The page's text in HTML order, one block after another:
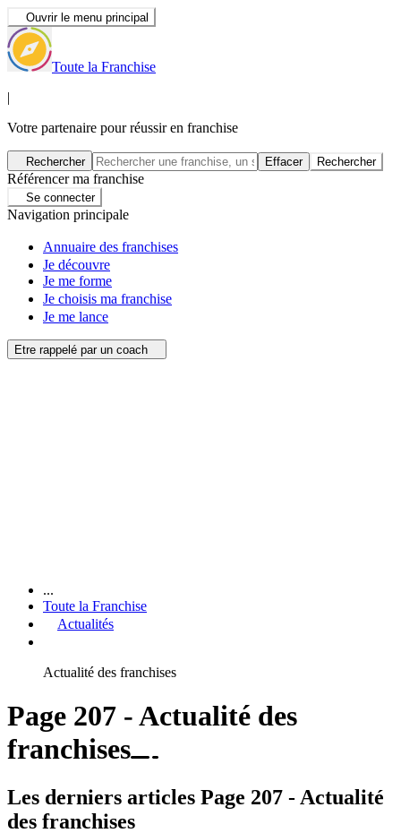
Ouvrir le menu principal
Toute la Franchise
|
Votre partenaire pour réussir en franchise
Rechercher Effacer Rechercher
Référencer ma franchise
Se connecter
Navigation principale
Annuaire des franchises
Je découvre
Je me forme
Je choisis ma franchise
Je me lance
Etre rappelé par un coach
...
Toute la Franchise
Actualités
Actualité des franchises
Page 207 - Actualité des
franchises
Les derniers articles Page 207 - Actualité
des franchises